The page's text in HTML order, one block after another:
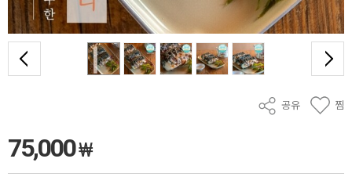
공유 찜
75,000₩